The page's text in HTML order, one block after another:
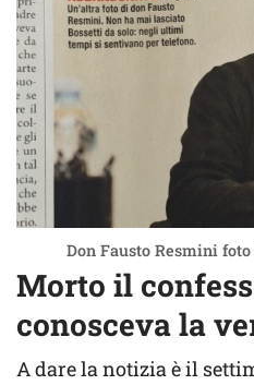
Don Fausto Resmini
Morto il
conosceva la
A dare la notizia è il